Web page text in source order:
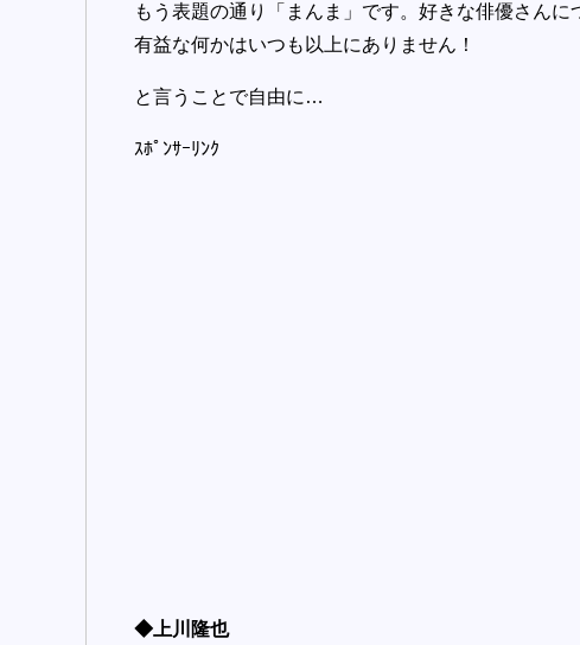
もう表題の通り「まんま」です。好きな俳優さんに
有益な何かはいつも以上にありません！
と言うことで自由に…
ｽﾎﾟﾝｻｰﾘﾝｸ
◆上川隆也